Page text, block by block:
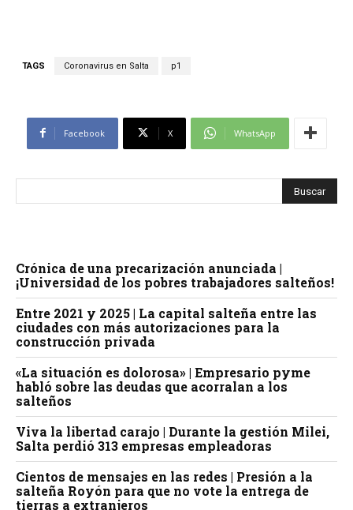
TAGS Coronavirus en Salta p1
Facebook X WhatsApp
Crónica de una precarización anunciada |
¡Universidad de los pobres trabajadores salteños!
Entre 2021 y 2025 | La capital salteña entre las
ciudades con más autorizaciones para la
construcción privada
«La situación es dolorosa» | Empresario pyme
habló sobre las deudas que acorralan a los
salteños
Viva la libertad carajo | Durante la gestión Milei,
Salta perdió 313 empresas empleadoras
Cientos de mensajes en las redes | Presión a la
salteña Royón para que no vote la entrega de
tierras a extranjeros